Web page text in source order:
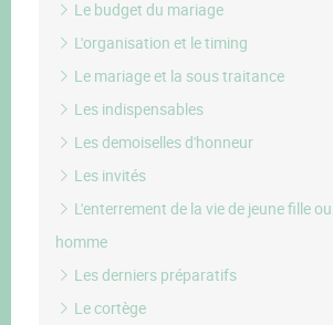
Le budget du mariage
L'organisation et le timing
Le mariage et la sous traitance
Les indispensables
Les demoiselles d'honneur
Les invités
L'enterrement de la vie de jeune fille
homme
Les derniers préparatifs
Le cortège